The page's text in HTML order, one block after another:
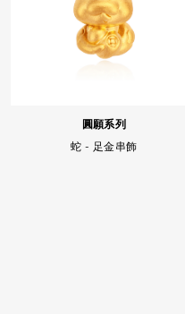
圓願系列
蛇 - 足金串飾